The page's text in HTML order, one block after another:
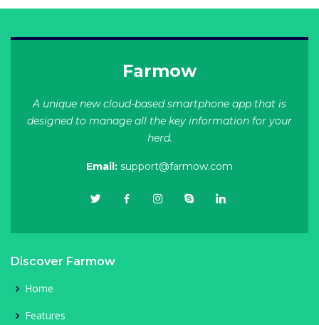
Farmow
A unique new cloud-based smartphone app that is
designed to manage all the key information for your
herd.
Email: support@farmow.com
Discover Farmow
Home
Features